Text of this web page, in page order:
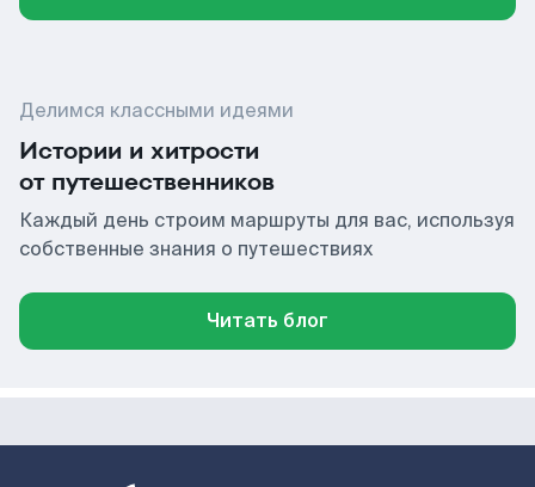
Делимся классными идеями
Истории и хитрости
от путешественников
Каждый день строим маршруты для вас, используя
собственные знания о путешествиях
Читать блог